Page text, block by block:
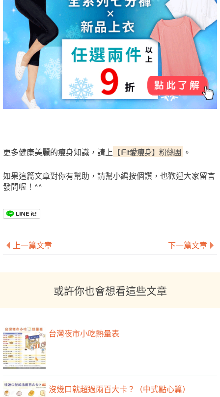
更多健康美麗的瘦身知識，請上 【iFit愛瘦身】粉絲團 。
如果這篇文章對你有幫助，請幫小編按個讚，也歡迎大家留言
發問喔！^^
上一篇文章 下一篇文章
或許你也會想看這些文章
台灣夜市小吃熱量表
沒幾口就超過兩百大卡？（中式點心篇）